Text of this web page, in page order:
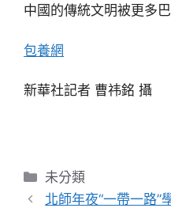
中國的傳統文明被更多
包養網
新華社記者 曹祎銘 攝
分
類
未分類
北師年夜“一帶一路”